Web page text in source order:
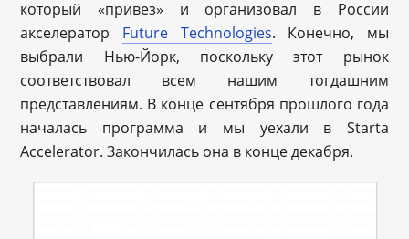
который «привез» и организовал в России
акселератор Future Technologies. Конечно, мы
выбрали Нью-Йорк, поскольку этот рынок
соответствовал всем нашим тогдашним
представлениям. В конце сентября прошлого года
началась программа и мы уехали в Starta
Accelerator. Закончилась она в конце декабря.